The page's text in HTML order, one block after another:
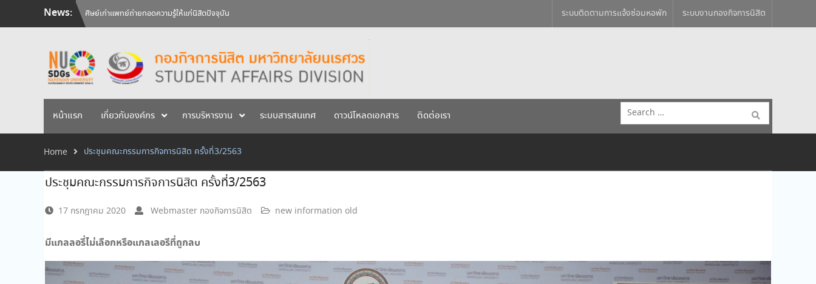
News:
ศิษย์เก่าแพทย์ถ่ายทอดความรู้ให้แก่นิสิตปัจจุบัน
วันคล้ายวันสถาปนามหาวิทยาลัยนเรศวร ครบรอบ 36 ปี 29 กรกฎาคม 2569
ระบบติดตามการแจ้งซ่อมหอพัก ระบบงานกองกิจการนิสิต
หน้าแรก เกี่ยวกับองค์กร การบริหารงาน ระบบสารสนเทศ ดาวน์โหลดเอกสาร ติดต่อเรา
Search
for:
Home ประชุมคณะกรรมการกิจการนิสิต ครั้งที่3/2563
ประชุมคณะกรรมการกิจการนิสิต ครั้งที่3/2563
17 กรกฎาคม 2020 Webmaster กองกิจการนิสิต new information old
มีแกลลอรี่ไม่เลือกหรือแกลเลอรีที่ถูกลบ